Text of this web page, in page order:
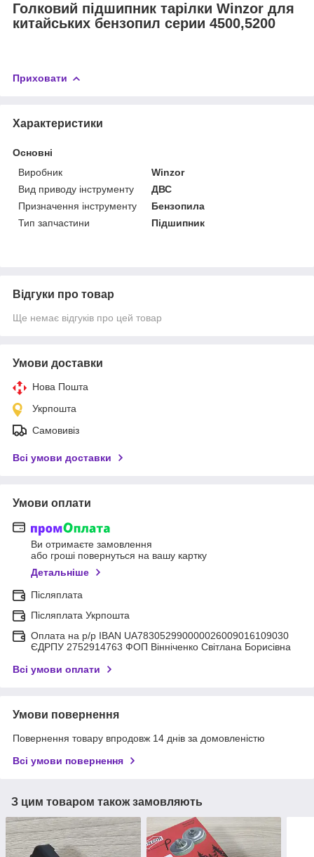
Голковий підшипник тарілки Winzor для
китайських бензопил серии 4500,5200
Приховати
Характеристики
Основні
Виробник
Winzor
Вид приводу інструменту
ДВС
Призначення інструменту
Бензопила
Тип запчастини
Підшипник
Відгуки про товар
Ще немає відгуків про цей товар
Умови доставки
Нова Пошта
Укрпошта
Самовивіз
Всі умови доставки
Умови оплати
Ви отримаєте замовлення
або гроші повернуться на вашу картку
Детальніше
Післяплата
Післяплата Укрпошта
Оплата на р/р IBAN UA783052990000026009016109030
ЄДРПУ 2752914763 ФОП Вінніченко Світлана Борисівна
Всі умови оплати
Умови повернення
Повернення товару впродовж 14 днів за домовленістю
Всі умови повернення
З цим товаром також замовляють